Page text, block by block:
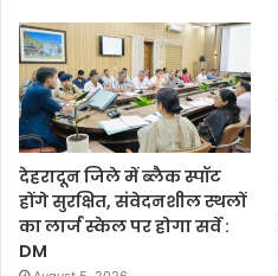
देहरादून जिले में ब्लैक स्पॉट
होंगे सुरक्षित, संवेदनशील स्थलों
का लार्ज स्केल पर होगा सर्वे :
DM